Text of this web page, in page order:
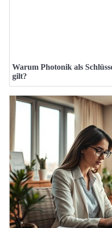
Warum Photonik als
gilt?